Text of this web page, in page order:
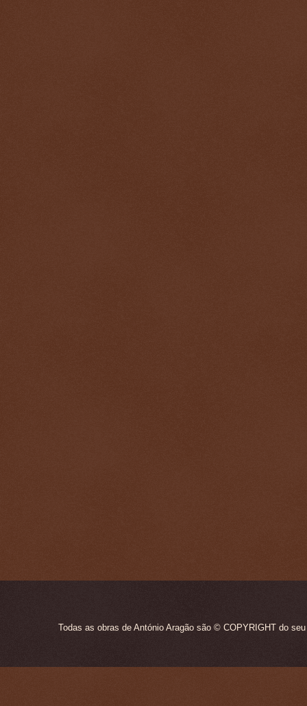
Todas as obras de António Aragão são © COPYRIGHT do